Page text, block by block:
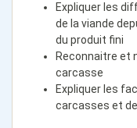
Expliquer les
de la viande
du produit fini
Reconnaitre et
carcasse
Expliquer les
carcasses et